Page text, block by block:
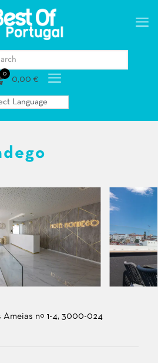
0
0,00 €
Ameias nº 1-4, 3000-024